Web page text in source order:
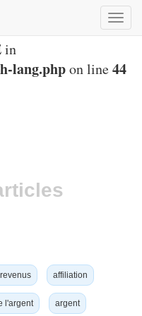
in
lang.phpon line44
Toggle
affiliation
l'argent argent